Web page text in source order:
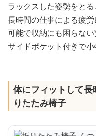
ラックスした姿勢をとる
長時間の仕事による疲
可能で収納にも困らない
サイドポケット付きで小
体にフィットして
りたたみ椅子